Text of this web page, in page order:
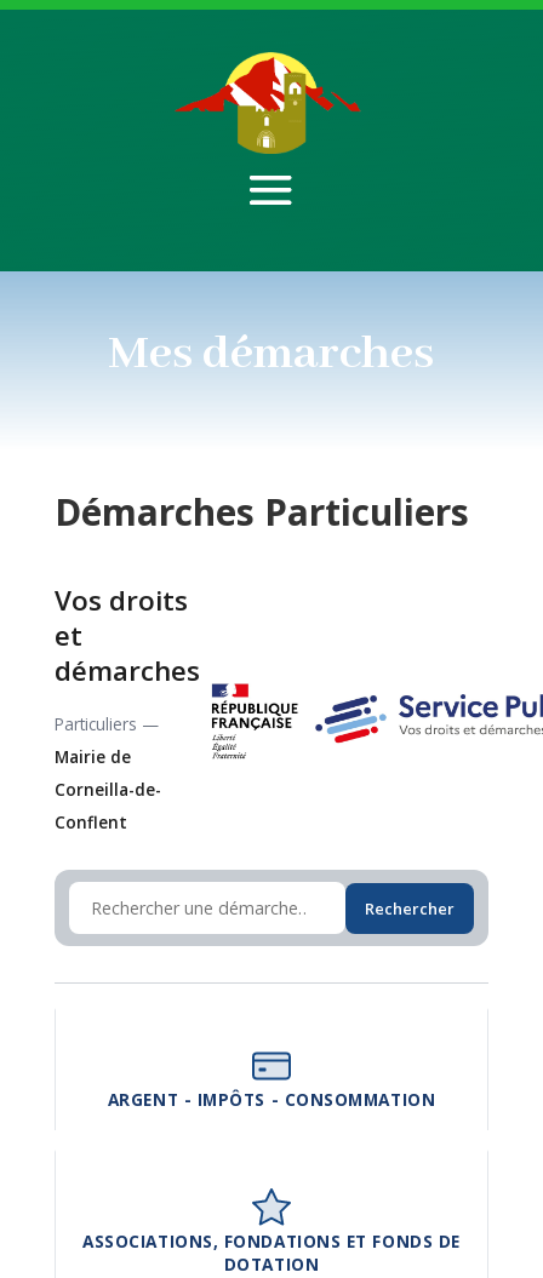
Mes démarches
Démarches Particuliers
Vos droits
et
démarches
Particuliers —
Mairie de
Corneilla-de-
Conflent
Rechercher
ARGENT - IMPÔTS - CONSOMMATION
ASSOCIATIONS, FONDATIONS ET FONDS DE
DOTATION